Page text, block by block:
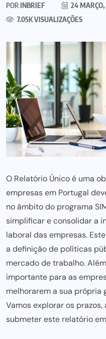
PORINBRIEF 24
7.05K VISUALIZAÇÕES
O Relatório Único é uma
empresas em Portugal
no âmbito do programa
simplificar e consolidar a
laboral das empresas.
a definição de políticas
mercado de trabalho.
importante para as
melhorarem a sua própria
Vamos explorar os
submeter este relatório